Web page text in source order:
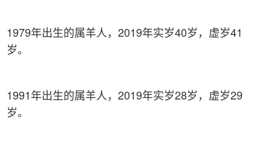
1979年出生的属羊人，2019年实岁40岁，虚岁41
岁。
1991年出生的属羊人，2019年实岁28岁，虚岁29
岁。